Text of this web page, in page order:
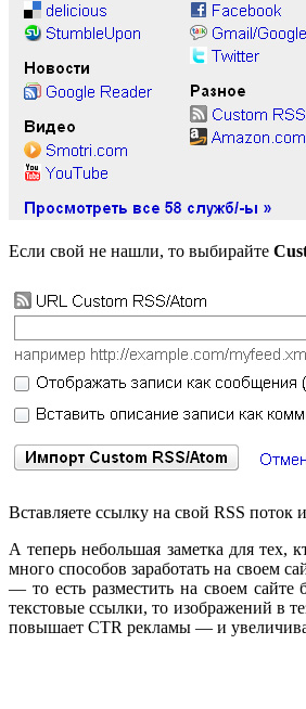
Если свой не нашли, то выбирайте
Вставляете ссылку на свой RSS
А теперь небольшая заметка для тех,
много способов заработать на своем
— то есть разместить на своем
текстовые ссылки, то изображений в
повышает CTR рекламы — и